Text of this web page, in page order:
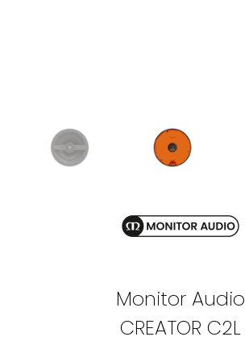
Monitor Audio
CREATOR C2L